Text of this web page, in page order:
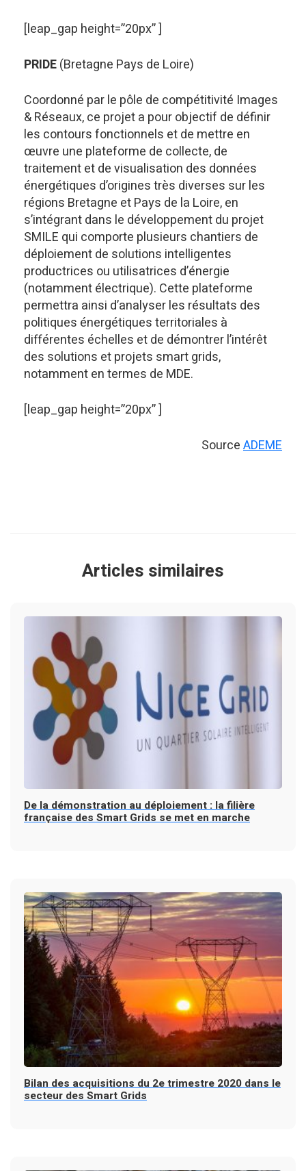
[leap_gap height=”20px” ]
PRIDE(Bretagne Pays de Loire)
Coordonné par le pôle de compétitivité Images
& Réseaux, ce projet a pour objectif de définir
les contours fonctionnels et de mettre en
œuvre une plateforme de collecte, de
traitement et de visualisation des données
énergétiques d’origines très diverses sur les
régions Bretagne et Pays de la Loire, en
s’intégrant dans le développement du projet
SMILE qui comporte plusieurs chantiers de
déploiement de solutions intelligentes
productrices ou utilisatrices d’énergie
(notamment électrique). Cette plateforme
permettra ainsi d’analyser les résultats des
politiques énergétiques territoriales à
différentes échelles et de démontrer l’intérêt
des solutions et projets smart grids,
notamment en termes de MDE.
[leap_gap height=”20px” ]
SourceADEME
Articles similaires
De la démonstration au déploiement : la filière
française des Smart Grids se met en marche
Bilan des acquisitions du 2e trimestre 2020 dans le
secteur des Smart Grids